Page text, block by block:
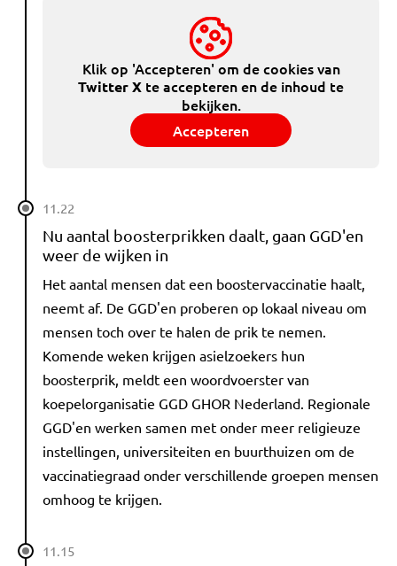
Klik op 'Accepteren' om de cookies van
Twitter X te accepteren en de inhoud te
bekijken.
Accepteren
11.22
Nu aantal boosterprikken daalt, gaan GGD'en
weer de wijken in
Het aantal mensen dat een boostervaccinatie haalt,
neemt af. De GGD'en proberen op lokaal niveau om
mensen toch over te halen de prik te nemen.
Komende weken krijgen asielzoekers hun
boosterprik, meldt een woordvoerster van
koepelorganisatie GGD GHOR Nederland. Regionale
GGD'en werken samen met onder meer religieuze
instellingen, universiteiten en buurthuizen om de
vaccinatiegraad onder verschillende groepen mensen
omhoog te krijgen.
11.15